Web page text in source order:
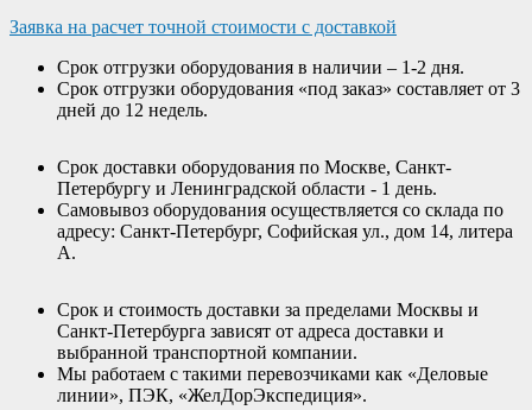
Заявка на расчет точной стоимости с доставкой
Срок отгрузки оборудования в наличии – 1-2 дня.
Срок отгрузки оборудования «под заказ» составляет от 3
дней до 12 недель.
Срок доставки оборудования по Москве, Санкт-
Петербургу и Ленинградской области - 1 день.
Самовывоз оборудования осуществляется со склада по
адресу: Санкт-Петербург, Софийская ул., дом 14, литера
А.
Срок и стоимость доставки за пределами Москвы и
Санкт-Петербурга зависят от адреса доставки и
выбранной транспортной компании.
Мы работаем с такими перевозчиками как «Деловые
линии», ПЭК, «ЖелДорЭкспедиция».